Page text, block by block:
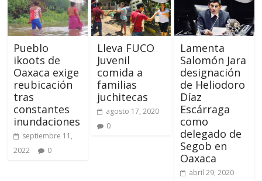
Pueblo
ikoots de
Oaxaca exige
reubicación
tras
constantes
inundaciones
septiembre 11,
2022
0
Lleva FUCO
Juvenil
comida a
familias
juchitecas
agosto 17, 2020
0
Lamenta
Salomón Jara
designación
de Heliodoro
Díaz
Escárraga
como
delegado de
Segob en
Oaxaca
abril 29, 2020